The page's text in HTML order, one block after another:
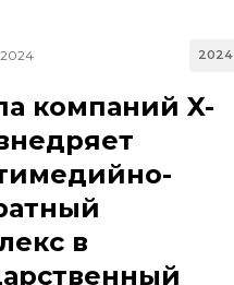
2024
компаний X-
в